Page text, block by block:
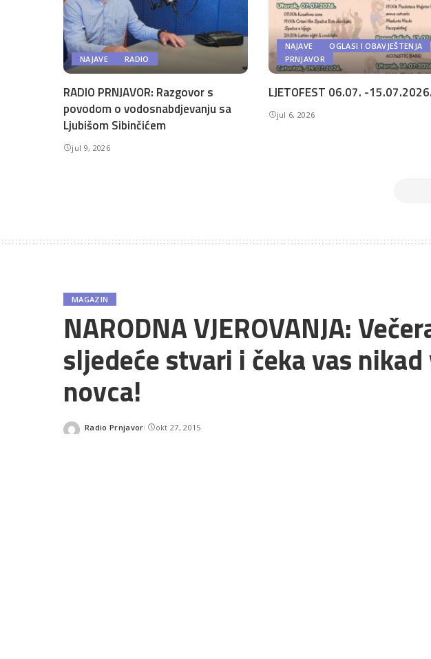
NAJAVE RADIO
RADIO PRNJAVOR: Razgovor s
povodom o vodosnabdjevanju sa
Ljubišom Sibinčićem
jul 9, 2026
NAJAVE
OGLASI I OBAVJEŠTENJA
PRNJAVOR
LJETOFEST 06.07. -15.07.2026.
jul 6, 2026
MAGAZIN
NARODNA VJEROVANJA:
sljedeće stvari i čeka vas
novca!
Posted
Radio Prnjavor okt 27, 2015